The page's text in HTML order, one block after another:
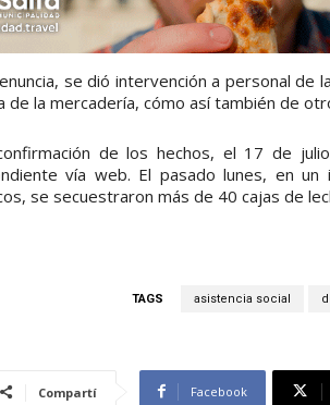
se dió intervención a personal de
de la mercadería, cómo así también de
de los hechos, el 17 de
vía web. El pasado lunes, en
se secuestraron más de 40 cajas de
TAGS asistencia social
Compartí Facebook